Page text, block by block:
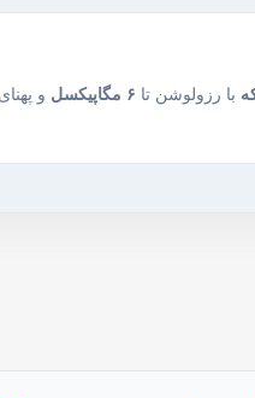
با رزولوشن تا ۶ مگاپیکسل
و